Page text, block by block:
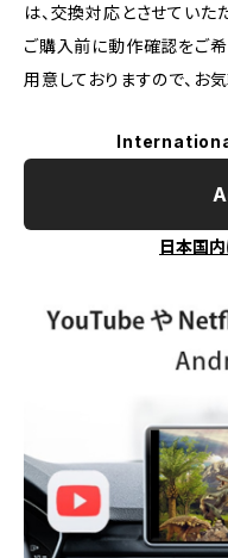
は、交換対応とさせていた
ご購入前に動作確認をご
用意しておりますので、お
日本国